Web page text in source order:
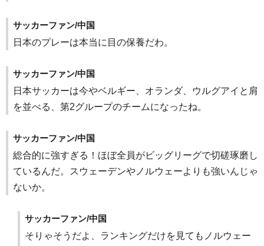
サッカーファン/中国
日本のプレーは本当に目の保養だわ。
サッカーファン/中国
日本サッカーは今やベルギー、オランダ、ウルグアイと肩
を並べる、第2グループのチームになったね。
サッカーファン/中国
総合的に強すぎる！ほぼ全員がビッグリーグで切磋琢磨し
ているんだ。スウェーデンやノルウェーよりも強いんじゃ
ないか。
サッカーファン/中国
そりゃそうだよ、ランキングだけを見てもノルウェー